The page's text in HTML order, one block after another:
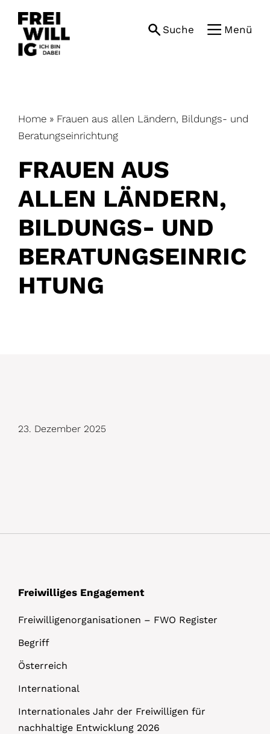
content
Suche Menü
Home » Frauen aus allen Ländern, Bildungs- und
Beratungseinrichtung
FRAUEN AUS
ALLEN LÄNDERN,
BILDUNGS- UND
BERATUNGSEINRIC
HTUNG
D
23. Dezember 2025
Freiwilliges Engagement
Freiwilligenorganisationen – FWO Register
Begriff
Österreich
International
Internationales Jahr der Freiwilligen für
nachhaltige Entwicklung 2026